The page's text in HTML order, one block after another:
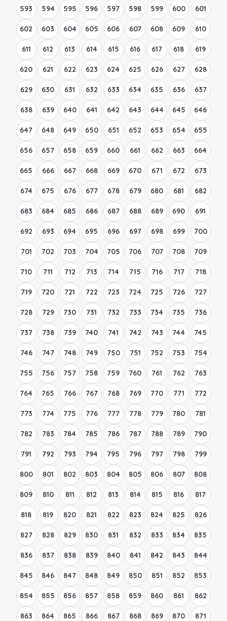
593 594 595 596 597 598 599 600 601
602 603 604 605 606 607 608 609 610
611 612 613 614 615 616 617 618 619
620 621 622 623 624 625 626 627 628
629 630 631 632 633 634 635 636 637
638 639 640 641 642 643 644 645 646
647 648 649 650 651 652 653 654 655
656 657 658 659 660 661 662 663 664
665 666 667 668 669 670 671 672 673
674 675 676 677 678 679 680 681 682
683 684 685 686 687 688 689 690 691
692 693 694 695 696 697 698 699 700
701 702 703 704 705 706 707 708 709
710 711 712 713 714 715 716 717 718
719 720 721 722 723 724 725 726 727
728 729 730 731 732 733 734 735 736
737 738 739 740 741 742 743 744 745
746 747 748 749 750 751 752 753 754
755 756 757 758 759 760 761 762 763
764 765 766 767 768 769 770 771 772
773 774 775 776 777 778 779 780 781
782 783 784 785 786 787 788 789 790
791 792 793 794 795 796 797 798 799
800 801 802 803 804 805 806 807 808
809 810 811 812 813 814 815 816 817
818 819 820 821 822 823 824 825 826
827 828 829 830 831 832 833 834 835
836 837 838 839 840 841 842 843 844
845 846 847 848 849 850 851 852 853
854 855 856 857 858 859 860 861 862
863 864 865 866 867 868 869 870 871